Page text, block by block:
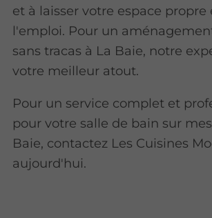
et à laisser votre espace propre
l'emploi. Pour un
sans tracas à La Baie, notre
votre meilleur atout.
Pour un service complet et
pour votre salle de bain sur
Baie, contactez Les Cuisines
aujourd'hui.